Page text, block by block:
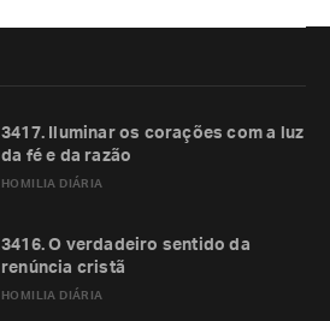
HOMILIA DIÁRIA
3417. Iluminar os corações com a luz
da fé e da razão
HOMILIA DIÁRIA
3416. O verdadeiro sentido da
renúncia cristã